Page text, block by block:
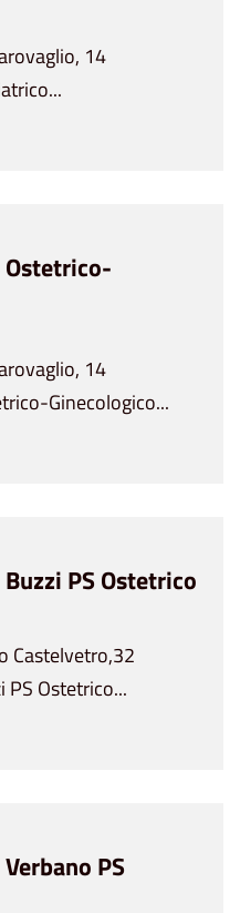
14
Ostetrico-
14
Ginecologico...
PS Ostetrico
Castelvetro,32
PS Ostetrico...
PS